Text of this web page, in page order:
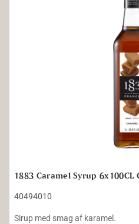
1883 Caramel Syrup 6x100CL
40494010
Sirup med smag af karamel.